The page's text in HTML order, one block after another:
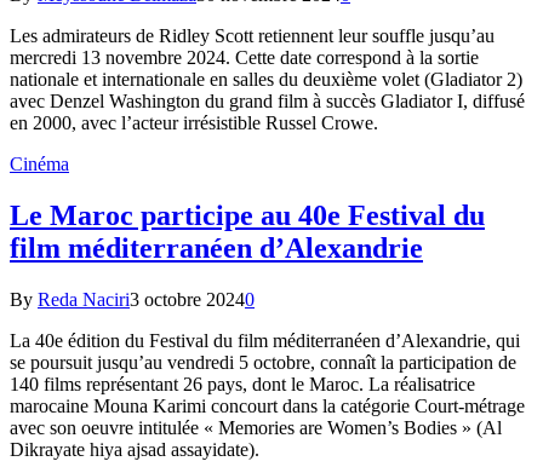
Les admirateurs de Ridley Scott retiennent leur souffle jusqu’au
mercredi 13 novembre 2024. Cette date correspond à la sortie
nationale et internationale en salles du deuxième volet (Gladiator 2)
avec Denzel Washington du grand film à succès Gladiator I, diffusé
en 2000, avec l’acteur irrésistible Russel Crowe.
Cinéma
Le Maroc participe au 40e Festival du
film méditerranéen d’Alexandrie
By Reda Naciri3 octobre 20240
La 40e édition du Festival du film méditerranéen d’Alexandrie, qui
se poursuit jusqu’au vendredi 5 octobre, connaît la participation de
140 films représentant 26 pays, dont le Maroc. La réalisatrice
marocaine Mouna Karimi concourt dans la catégorie Court-métrage
avec son oeuvre intitulée « Memories are Women’s Bodies » (Al
Dikrayate hiya ajsad assayidate).